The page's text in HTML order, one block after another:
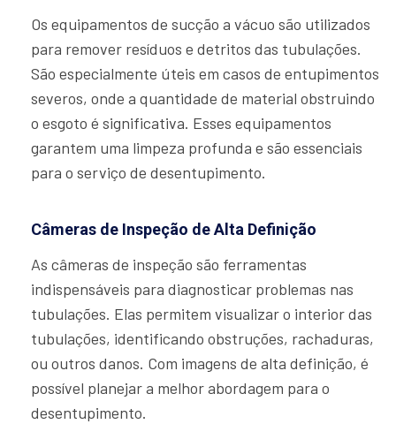
Os equipamentos de sucção a vácuo são utilizados
para remover resíduos e detritos das tubulações.
São especialmente úteis em casos de entupimentos
severos, onde a quantidade de material obstruindo
o esgoto é significativa. Esses equipamentos
garantem uma limpeza profunda e são essenciais
para o serviço de desentupimento.
Câmeras de Inspeção de Alta Definição
As câmeras de inspeção são ferramentas
indispensáveis para diagnosticar problemas nas
tubulações. Elas permitem visualizar o interior das
tubulações, identificando obstruções, rachaduras,
ou outros danos. Com imagens de alta definição, é
possível planejar a melhor abordagem para o
desentupimento.